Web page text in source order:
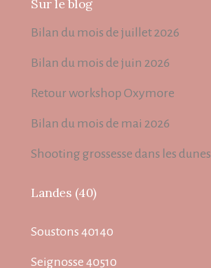
Sur le blog
Bilan du mois de juillet 2026
Bilan du mois de juin 2026
Retour workshop Oxymore
Bilan du mois de mai 2026
Shooting grossesse dans les dunes
Landes (40)
Soustons 40140
Seignosse 40510